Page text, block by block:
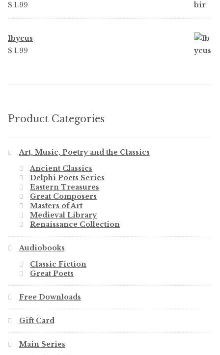
$ 1.99
Ibycus
$ 1.99
Product Categories
Art, Music, Poetry and the Classics
Ancient Classics
Delphi Poets Series
Eastern Treasures
Great Composers
Masters of Art
Medieval Library
Renaissance Collection
Audiobooks
Classic Fiction
Great Poets
Free Downloads
Gift Card
Main Series